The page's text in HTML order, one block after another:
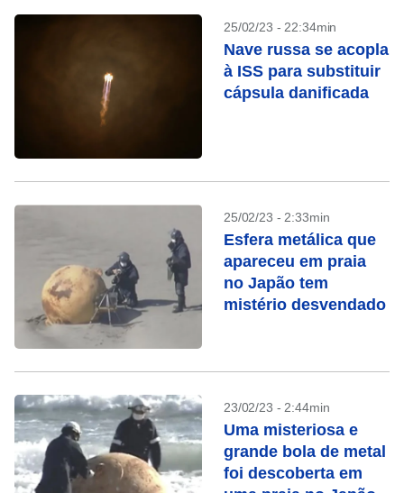
25/02/23 - 22:34min
Nave russa se acopla
à ISS para substituir
cápsula danificada
25/02/23 - 2:33min
Esfera metálica que
apareceu em praia
no Japão tem
mistério desvendado
23/02/23 - 2:44min
Uma misteriosa e
grande bola de metal
foi descoberta em